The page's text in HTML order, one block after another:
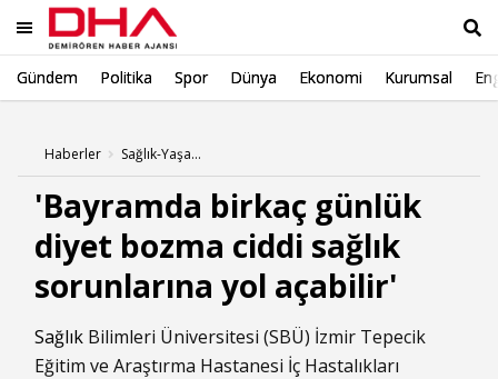
Gündem Politika Spor Dünya Ekonomi Kurumsal
Haberler Sağlık-Yaşam Haberleri
'Bayramda birkaç günlük
diyet bozma ciddi sağlık
sorunlarına yol açabilir'
Sağlık Bilimleri Üniversitesi (SBÜ) İzmir Tepecik
Eğitim ve Araştırma Hastanesi İç Hastalıkları